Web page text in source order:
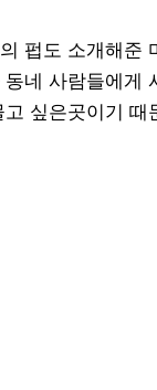
펍도 소개해준
네 사람들에게
싶은곳이기 때